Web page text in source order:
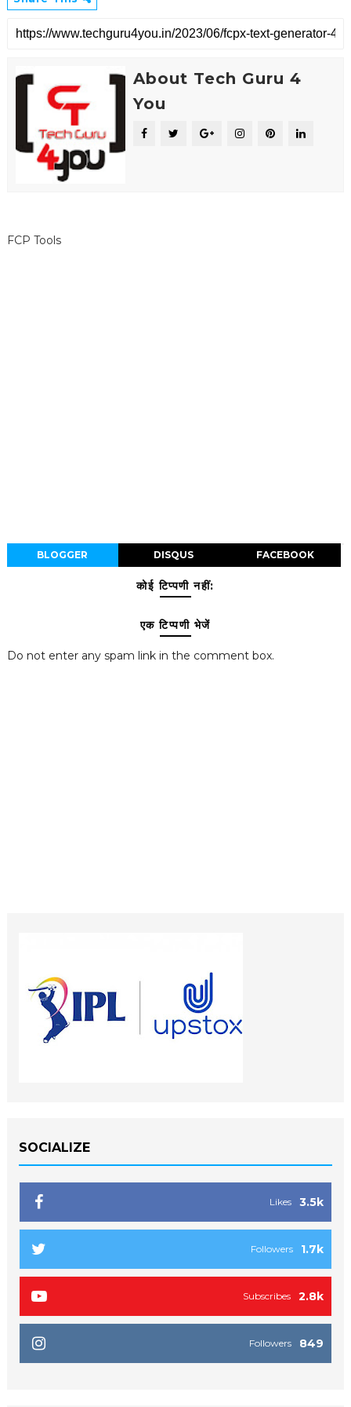
About Tech Guru 4
You
FCP Tools
BLOGGER DISQUS FACEBOOK
कोई टिप्पणी नहीं:
एक टिप्पणी भेजें
Do not enter any spam link in the comment box.
SOCIALIZE
3.5k
Likes
1.7k
Followers
2.8k
Subscribes
849
Followers